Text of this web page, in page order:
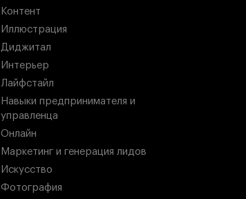
Контент
Иллюстрация
Диджитал
Интерьер
Лайфстайл
Навыки предпринимателя и
управленца
Онлайн
Маркетинг и генерация лидов
Искусство
Фотография